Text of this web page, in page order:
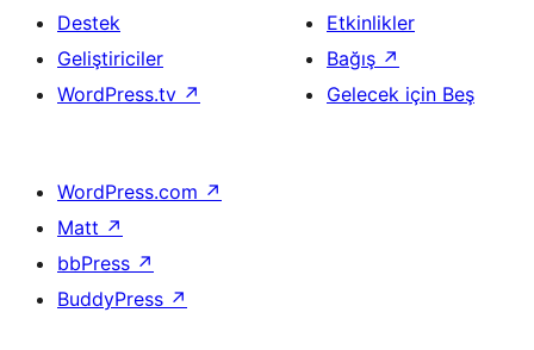
Destek
Geliştiriciler
WordPress.tv ↗
Etkinlikler
Bağış ↗
Gelecek için Beş
WordPress.com ↗
Matt ↗
bbPress ↗
BuddyPress ↗